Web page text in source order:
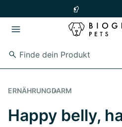
Zum Hauptinhalt springen
Zur Hauptnavigation springen
ERNÄHRUNGDARM
Happy belly,